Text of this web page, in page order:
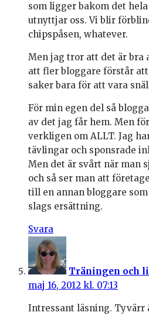
som ligger bakom det
utnyttjar oss. Vi blir
chipspåsen, whatever.
Men jag tror att det är bra
att fler bloggare förstår
saker bara för att vara
För min egen del så
av det jag får hem. Men
verkligen om ALLT. Jag
tävlingar och sponsrade
Men det är svårt när man
och så ser man att
till en annan bloggare
slags ersättning.
Svara
Träningen och
maj 16, 2012 kl. 07:13
Intressant läsning. Tyvärr